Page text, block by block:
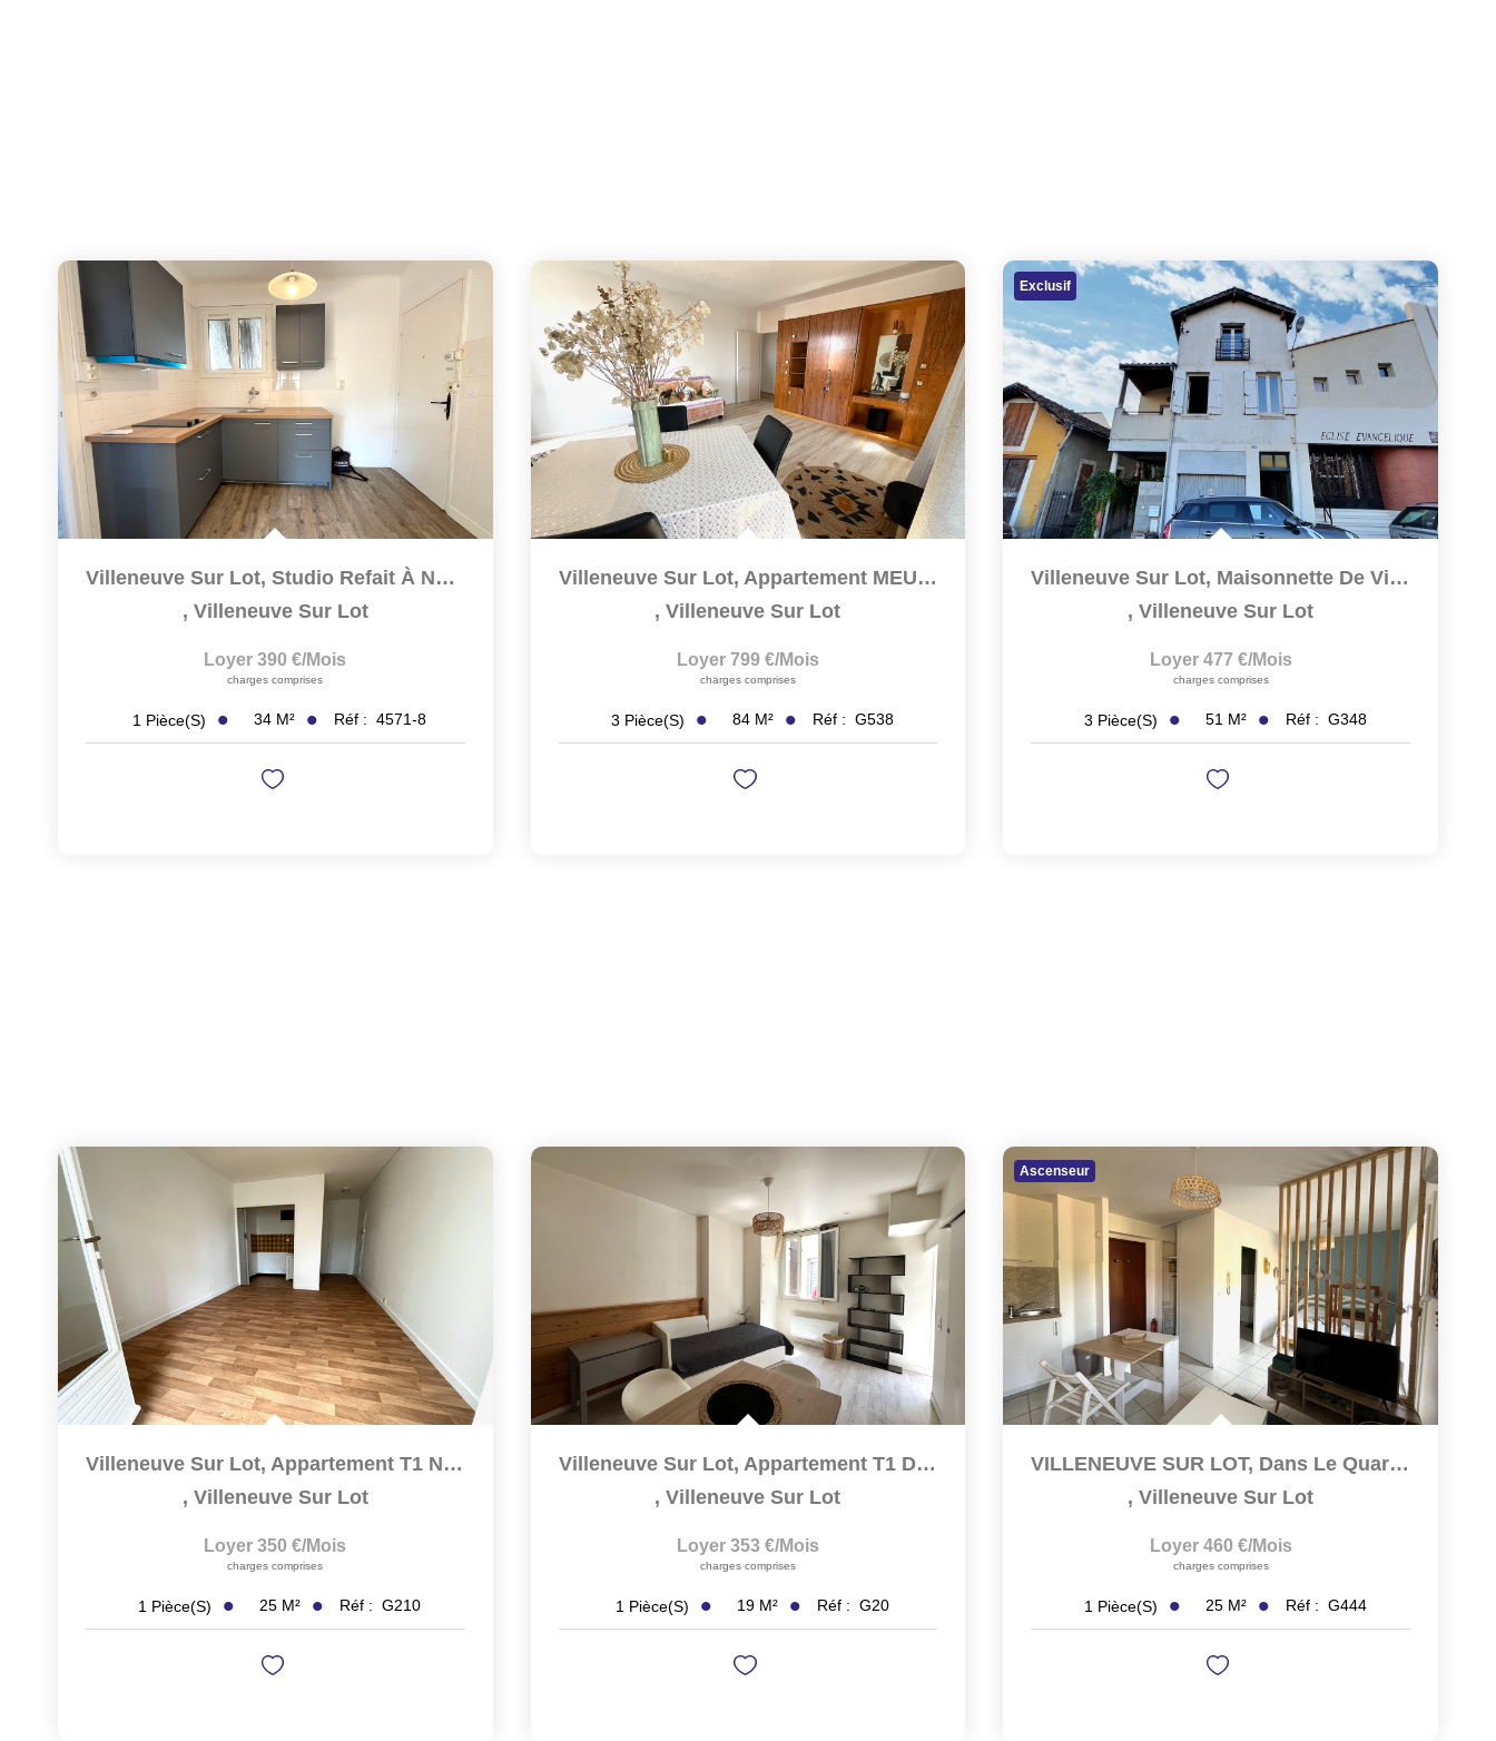
Villeneuve Sur Lot, Studio Refait À Neuf De 34,49 M² Situé...
, Villeneuve Sur Lot
Loyer 390 €/mois
charges comprises
1 Pièce(s) 34 M² Réf : 4571-8
Villeneuve Sur Lot, Appartement MEUBLÉ T3 De 83,60 M2 Situé...
,Villeneuve Sur Lot
Loyer 799 €/mois
charges comprises
3 Pièce(s) 84 M² Réf : G538
Exclusif
Villeneuve Sur Lot, Maisonnette De Ville D'environ 51 M2...
,Villeneuve Sur Lot
Loyer 477 €/mois
charges comprises
3 Pièce(s) 51 M² Réf : G348
Villeneuve Sur Lot, Appartement T1 Non Meublé De 24,22 M²...
, Villeneuve Sur Lot
Loyer 350 €/mois
charges comprises
1 Pièce(s) 25 M² Réf : G210
Villeneuve Sur Lot, Appartement T1 De PLAIN PIED De19 M² ...
,Villeneuve Sur Lot
Loyer 353 €/mois
charges comprises
1 Pièce(s) 19 M² Réf : G20
Ascenseur
VILLENEUVE SUR LOT, Dans Le Quartier D'Eysses Très Agréable...
,Villeneuve Sur Lot
Loyer 460 €/mois
charges comprises
1 Pièce(s) 25 M² Réf : G444